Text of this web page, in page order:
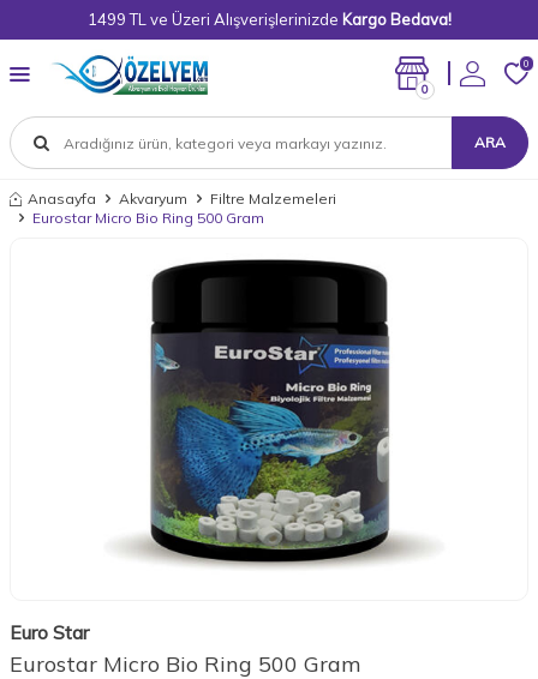
1499 TL ve Üzeri Alışverişlerinizde Kargo Bedava!
ARA
0
0
Anasayfa Akvaryum
Filtre Malzemeleri
Eurostar Micro Bio Ring 500 Gram
Euro Star
Eurostar Micro Bio Ring 500 Gram